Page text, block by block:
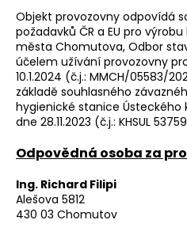
Objekt provozovny odpovídá
požadavků ČR a EU pro
města Chomutova, Odbor
účelem užívání provozovny
10.1.2024 (č.j.: MMCH/05583/
základě souhlasného
hygienické stanice Ústeckého
dne 28.11.2023 (č.j.: KHSUL
Odpovědná osoba za
Ing.
Alešova 5812
430 03 Chomutov
HLEDAT